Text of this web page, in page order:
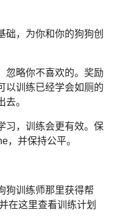
础，为你和你的狗狗创
忽略你不喜欢的。奖励
以训练已经学会如厕的
。
习，训练会更有效。保
，并保持公平。
狗训练师那里获得帮
在这里查看训练计划